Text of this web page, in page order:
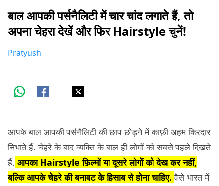
बाल आपकी पर्सनैलिटी में चार चांद लगाते हैं, तो
अपना चेहरा देखें और फिर Hairstyle चुनें!
Pratyush
आपके बाल आपकी पर्सनैलिटी की छाप छोड़ने में काफ़ी अहम किरदार
निभाते हैं. चेहरे के बाद व्यक्ति के बाल ही लोगों को सबसे पहले दिखते
हैं. आपका Hairstyle फ़िल्मों या दूसरे लोगों को देख कर नहीं,
बल्कि आपके चेहरे की बनावट के हिसाब से होना चाहिए.वैसे भारत में